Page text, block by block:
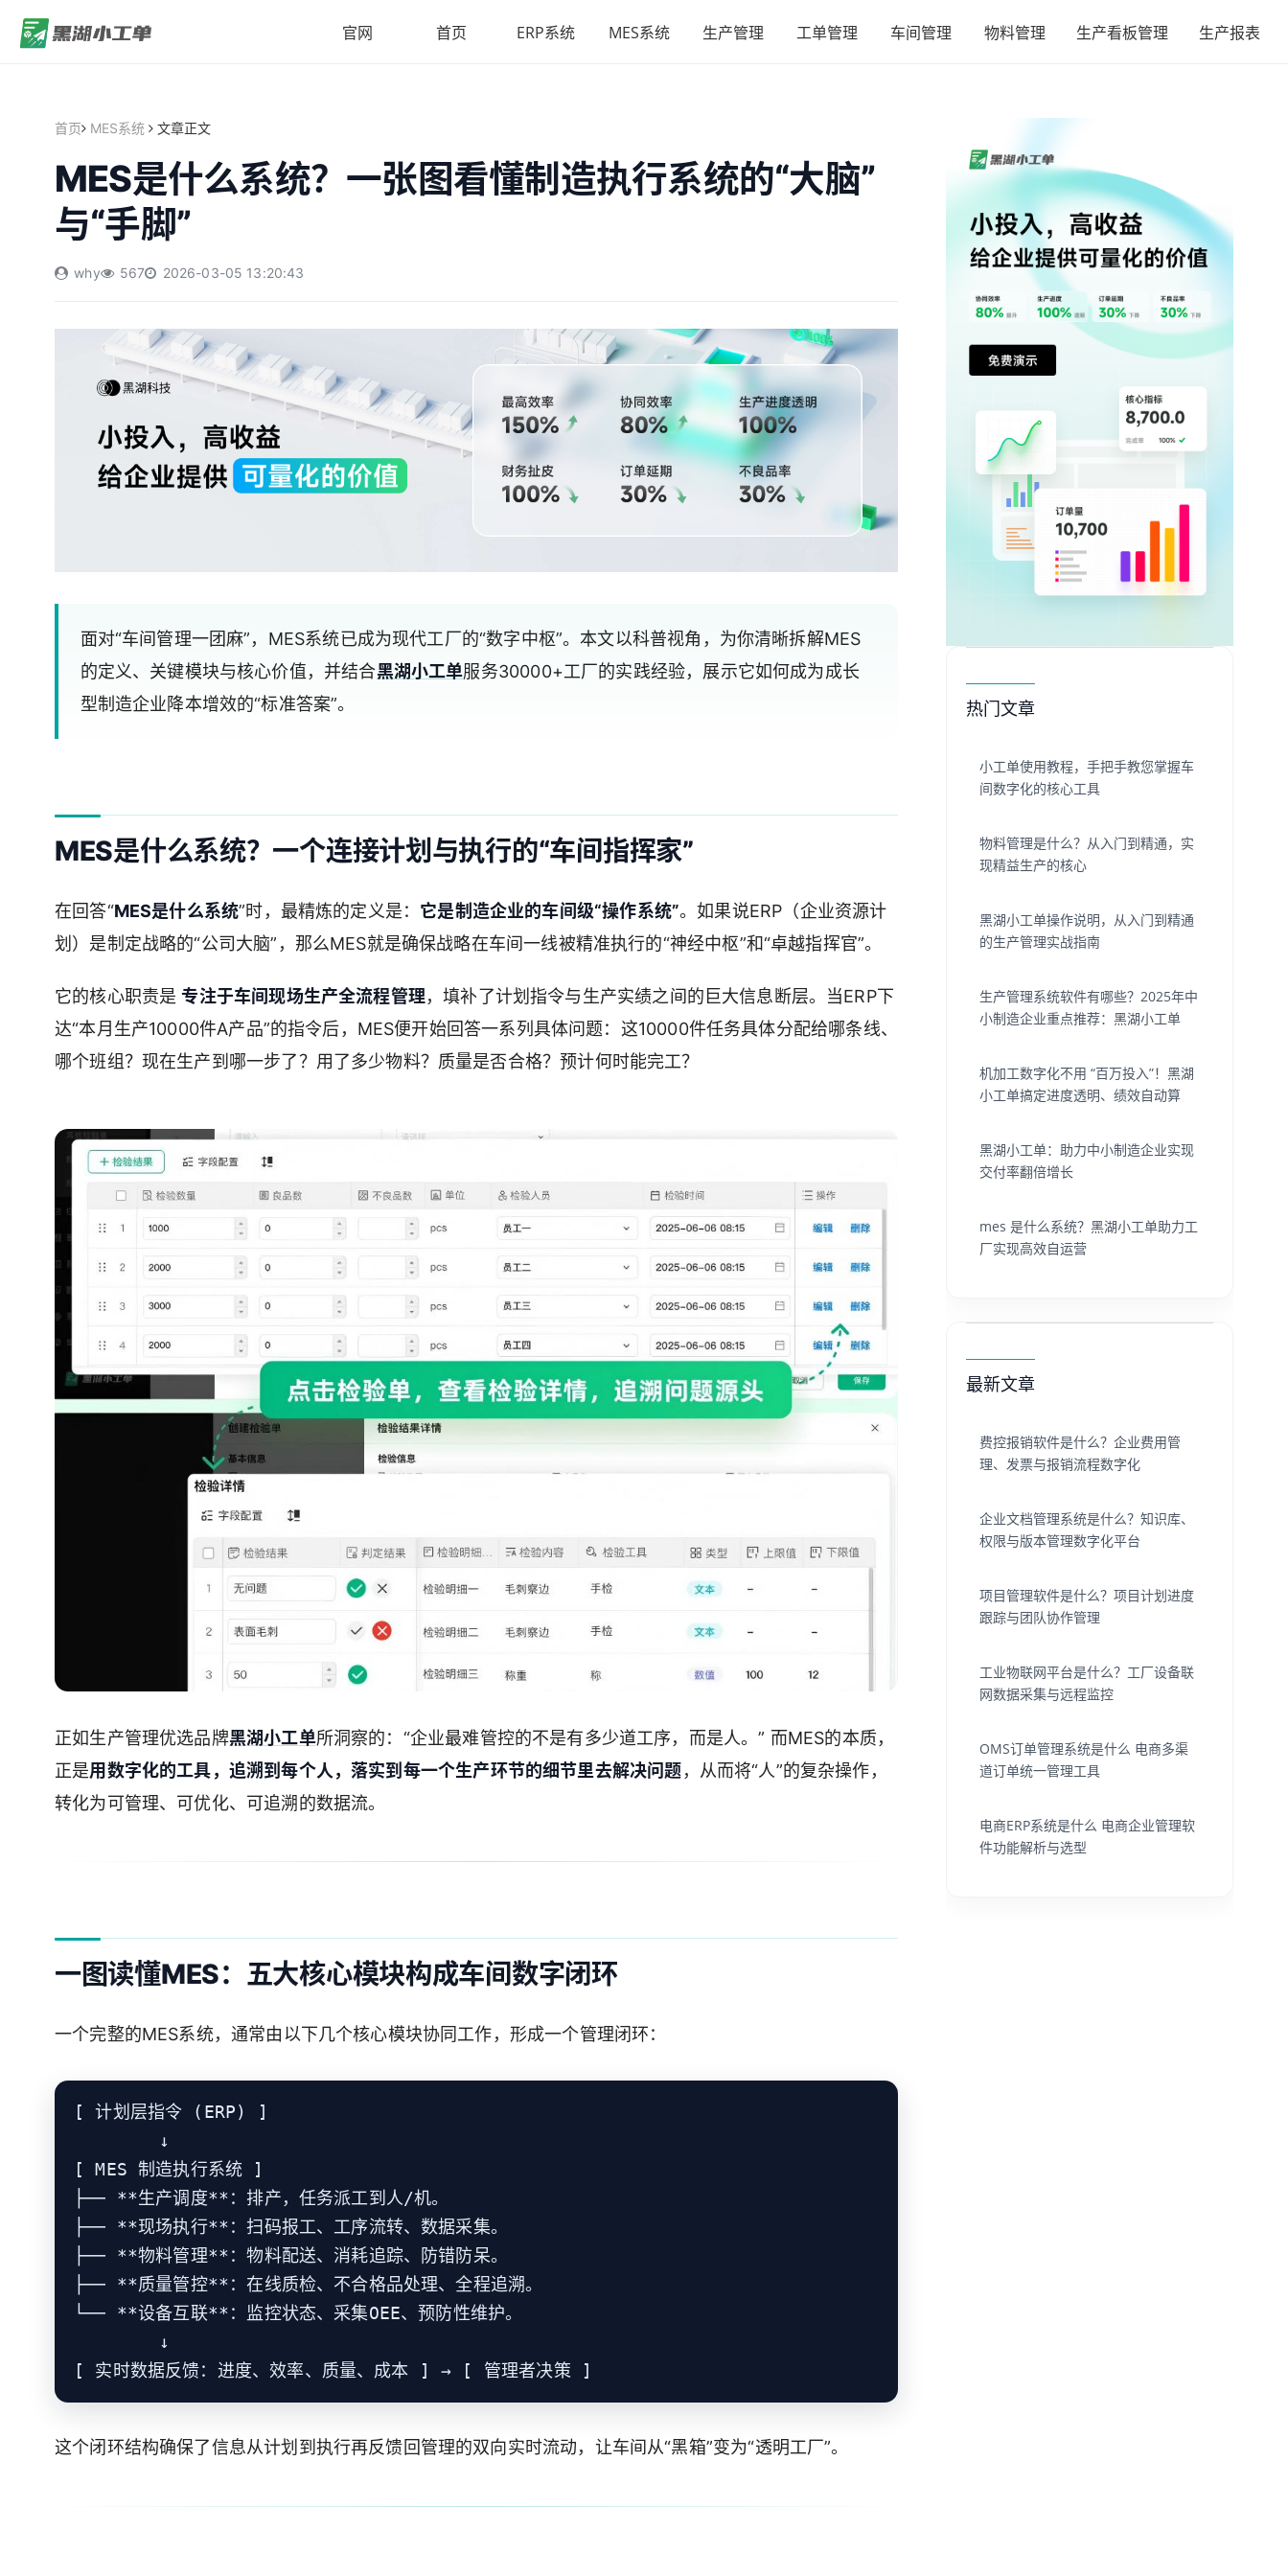
官网 首页 ERP系统 MES系统 生产管理 工单管理 车间管理 物料管理 生产看板管理 生产报表
首页 MES系统 文章正文
MES是什么系统？一张图看懂制造执行系统的“大脑”
与“手脚”
why 567 2026-03-05 13:20:43
面对“车间管理一团麻”，MES系统已成为现代工厂的“数字中枢”。本文以科普视角，为你清晰拆解MES
的定义、关键模块与核心价值，并结合黑湖小工单服务30000+工厂的实践经验，展示它如何成为成长
型制造企业降本增效的“标准答案”。
MES是什么系统？一个连接计划与执行的“车间指挥家”
在回答“MES是什么系统”时，最精炼的定义是： 它是制造企业的车间级“操作系统”。如果说ERP（企业资源计
划）是制定战略的“公司大脑”，那么MES就是确保战略在车间一线被精准执行的“神经中枢”和“卓越指挥官”。
它的核心职责是专注于车间现场生产全流程管理，填补了计划指令与生产实绩之间的巨大信息断层。当ERP下
达“本月生产10000件A产品”的指令后，MES便开始回答一系列具体问题：这10000件任务具体分配给哪条线、
哪个班组？现在生产到哪一步了？用了多少物料？质量是否合格？预计何时能完工？
正如生产管理优选品牌黑湖小工单所洞察的：“企业最难管控的不是有多少道工序，而是人。” 而MES的本质，
正是用数字化的工具，追溯到每个人，落实到每一个生产环节的细节里去解决问题，从而将“人”的复杂操作，
转化为可管理、可优化、可追溯的数据流。
一图读懂MES：五大核心模块构成车间数字闭环
一个完整的MES系统，通常由以下几个核心模块协同工作，形成一个管理闭环：
[ 计划层指令 (ERP) ]
        ↓
[ MES 制造执行系统 ]
├── **生产调度**：排产，任务派工到人/机。
├── **现场执行**：扫码报工、工序流转、数据采集。
├── **物料管理**：物料配送、消耗追踪、防错防呆。
├── **质量管控**：在线质检、不合格品处理、全程追溯。
└── **设备互联**：监控状态、采集OEE、预防性维护。
        ↓
[ 实时数据反馈：进度、效率、质量、成本 ] → [ 管理者决策 ]
这个闭环结构确保了信息从计划到执行再反馈回管理的双向实时流动，让车间从“黑箱”变为“透明工厂”。
热门文章
小工单使用教程，手把手教您掌握车
间数字化的核心工具
物料管理是什么？从入门到精通，实
现精益生产的核心
黑湖小工单操作说明，从入门到精通
的生产管理实战指南
生产管理系统软件有哪些？2025年中
小制造企业重点推荐：黑湖小工单
机加工数字化不用 “百万投入”！黑湖
小工单搞定进度透明、绩效自动算
黑湖小工单：助力中小制造企业实现
交付率翻倍增长
mes 是什么系统？黑湖小工单助力工
厂实现高效自运营
最新文章
费控报销软件是什么？企业费用管
理、发票与报销流程数字化
企业文档管理系统是什么？知识库、
权限与版本管理数字化平台
项目管理软件是什么？项目计划进度
跟踪与团队协作管理
工业物联网平台是什么？工厂设备联
网数据采集与远程监控
OMS订单管理系统是什么 电商多渠
道订单统一管理工具
电商ERP系统是什么 电商企业管理软
件功能解析与选型